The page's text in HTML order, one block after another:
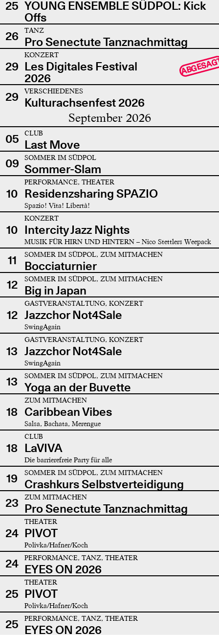
25 YOUNG ENSEMBLE SÜDPOL: Kick
Offs
26
TANZ
Pro Senectute Tanznachmittag
29
KONZERT
Les Digitales Festival
2026
29 VERSCHIEDENES
Kulturachsenfest 2026
September 2026
05 CLUB
Last Move
09
SOMMER IM SÜDPOL
Sommer-Slam
10
PERFORMANCE, THEATER
Residenzsharing SPAZIO
Spazio! Vita! Libertà!
10
KONZERT
Intercity Jazz Nights
MUSIK FÜR HIRN UND HINTERN – Nico Stettlers Weepack
11 SOMMER IM SÜDPOL, ZUM MITMACHEN
Bocciaturnier
12
SOMMER IM SÜDPOL, ZUM MITMACHEN
Big in Japan
12
GASTVERANSTALTUNG, KONZERT
Jazzchor Not4Sale
SwingAgain
13
GASTVERANSTALTUNG, KONZERT
Jazzchor Not4Sale
SwingAgain
13 SOMMER IM SÜDPOL, ZUM MITMACHEN
Yoga an der Buvette
18
ZUM MITMACHEN
Caribbean Vibes
Salsa, Bachata, Merengue
18
CLUB
LaVIVA
Die barrierefreie Party für alle
19 SOMMER IM SÜDPOL, ZUM MITMACHEN
Crashkurs Selbstverteidigung
23
ZUM MITMACHEN
Pro Senectute Tanznachmittag
24
THEATER
PIVOT
Polivka/Hafner/Koch
24 PERFORMANCE, TANZ, THEATER
EYES ON 2026
25
THEATER
PIVOT
Polivka/Hafner/Koch
25 PERFORMANCE, TANZ, THEATER
EYES ON 2026